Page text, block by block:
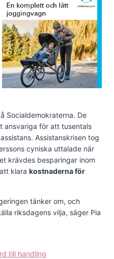
Socialdemokraterna. De
ansvariga för att tusentals
Assistanskrisen tog
cyniska uttalade när
krävdes besparingar inom
klara kostnaderna för
tänker om, och
riksdagens vilja, säger Pia
till handling